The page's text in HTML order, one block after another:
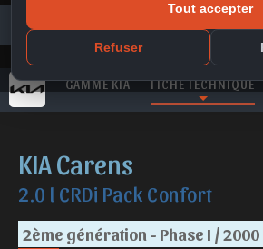
Tout accepter
Refuser
KIA
Carens
KIA Carens 2.0 l CRDi Pack Confort neuve au
GAMME KIA FICHE TECHNIQUE
KIA Carens
2.0 l CRDi Pack Confort
2ème génération - Phase I / 2000